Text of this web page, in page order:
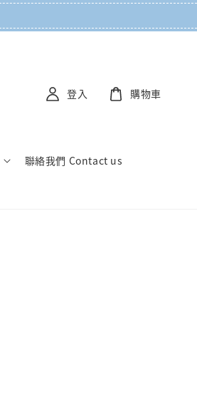
聯絡我們 Contact us
登入 購物車